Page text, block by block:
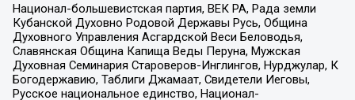
Национал-большевистская партия, ВЕК РА, Рада земли
Кубанской Духовно Родовой Державы Русь, Община
Духовного Управления Асгардской Веси Беловодья,
Славянская Община Капища Веды Перуна, Мужская
Духовная Семинария Староверов-Инглингов, Нурджулар, К
Богодержавию, Таблиги Джамаат, Свидетели Иеговы,
Русское национальное единство, Национал-